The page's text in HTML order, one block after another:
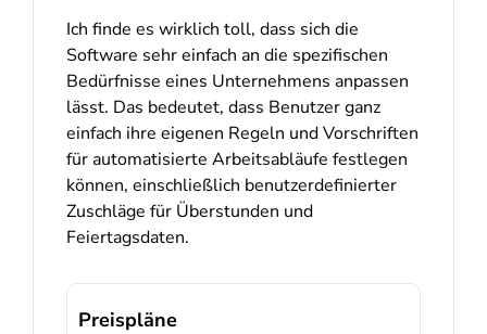
Ich finde es wirklich toll, dass sich die
Software sehr einfach an die spezifischen
Bedürfnisse eines Unternehmens anpassen
lässt. Das bedeutet, dass Benutzer ganz
einfach ihre eigenen Regeln und Vorschriften
für automatisierte Arbeitsabläufe festlegen
können, einschließlich benutzerdefinierter
Zuschläge für Überstunden und
Feiertagsdaten.
Preispläne